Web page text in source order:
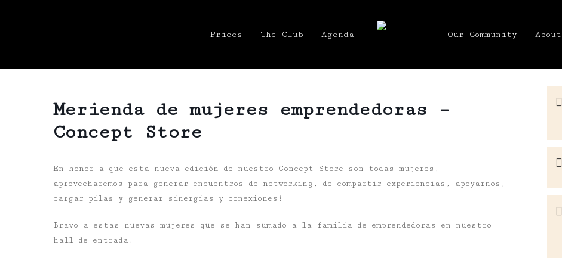
Prices The Club Agenda Our Community
Merienda de mujeres emprendedoras –
Concept Store
En honor a que esta nueva edición de nuestro Concept Store son todas mujeres,
aprovecharemos para generar encuentros de networking, de compartir experiencias, apoyarnos,
cargar pilas y generar sinergias y conexiones!
Bravo a estas nuevas mujeres que se han sumado a la familia de emprendedoras en nuestro
hall de entrada.